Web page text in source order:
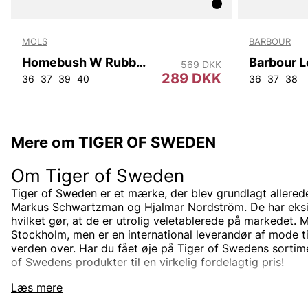
MOLS
Homebush W Rubber Boot
36 37 39 40 289 DKK
569 DKK
BARBOUR
36 37 38
Mere om TIGER OF SWEDEN
Læs mere
Om Tiger of Sweden
Tiger of Sweden er et mærke, der blev grundlagt
Markus Schwartzman og Hjalmar Nordström. De har
hvilket gør, at de er utrolig veletablerede på markedet.
Stockholm, men er en international leverandør af
verden over. Har du fået øje på Tiger of Swedens
of Swedens produkter til en virkelig fordelagtig pris!
Tiger of Sweden-sortimentet